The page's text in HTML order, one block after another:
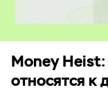
Money Heist:
относятся к